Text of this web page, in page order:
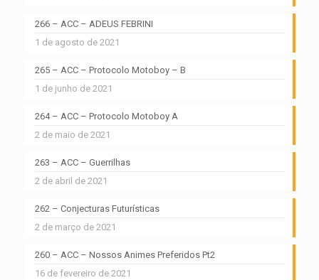
266 – ACC – ADEUS FEBRINI
1 de agosto de 2021
265 – ACC – Protocolo Motoboy – B
1 de junho de 2021
264 – ACC – Protocolo Motoboy A
2 de maio de 2021
263 – ACC – Guerrilhas
2 de abril de 2021
262 – Conjecturas Futurísticas
2 de março de 2021
260 – ACC – Nossos Animes Preferidos Pt2
16 de fevereiro de 2021